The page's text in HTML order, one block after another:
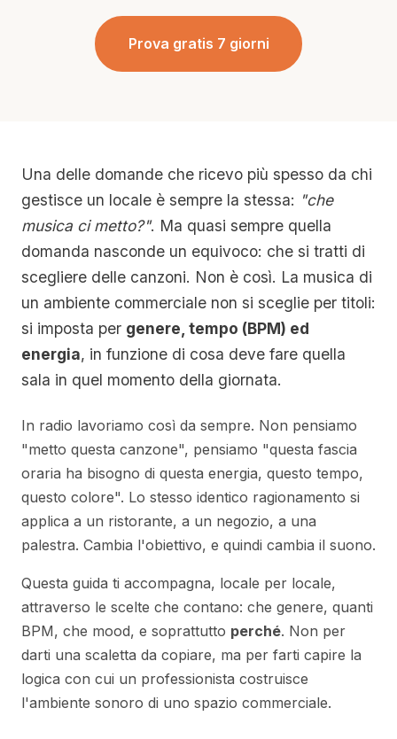
Prova gratis 7 giorni
Una delle domande che ricevo più spesso da chi
gestisce un locale è sempre la stessa: "che
musica ci metto?". Ma quasi sempre quella
domanda nasconde un equivoco: che si tratti di
scegliere delle canzoni. Non è così. La musica di
un ambiente commerciale non si sceglie per titoli:
si imposta per genere, tempo (BPM) ed
energia, in funzione di cosa deve fare quella
sala in quel momento della giornata.
In radio lavoriamo così da sempre. Non pensiamo
"metto questa canzone", pensiamo "questa fascia
oraria ha bisogno di questa energia, questo tempo,
questo colore". Lo stesso identico ragionamento si
applica a un ristorante, a un negozio, a una
palestra. Cambia l'obiettivo, e quindi cambia il suono.
Questa guida ti accompagna, locale per locale,
attraverso le scelte che contano: che genere, quanti
BPM, che mood, e soprattutto perché. Non per
darti una scaletta da copiare, ma per farti capire la
logica con cui un professionista costruisce
l'ambiente sonoro di uno spazio commerciale.